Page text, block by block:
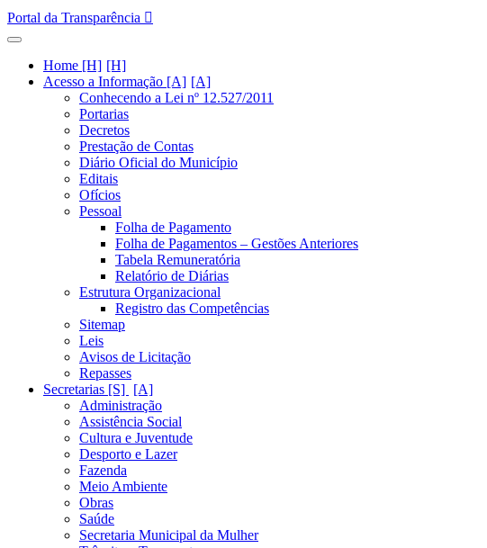
Portal da Transparência
Home [H]
Acesso a Informação [A]
Conhecendo a Lei nº 12.527/2011
Portarias
Decretos
Prestação de Contas
Diário Oficial do Município
Editais
Ofícios
Pessoal
Folha de Pagamento
Folha de Pagamentos – Gestões Anteriores
Tabela Remuneratória
Relatório de Diárias
Estrutura Organizacional
Registro das Competências
Sitemap
Leis
Avisos de Licitação
Repasses
Secretarias [S]
Administração
Assistência Social
Cultura e Juventude
Desporto e Lazer
Fazenda
Meio Ambiente
Obras
Saúde
Secretaria Municipal da Mulher